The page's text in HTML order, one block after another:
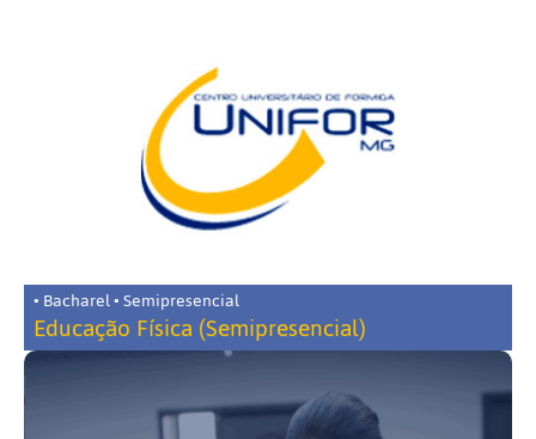
• Bacharel • Semipresencial
Educação Física (Semipresencial)